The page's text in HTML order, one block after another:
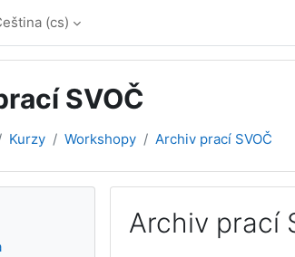
‎(cs)‎
SVOČ
Kurzy Workshopy Archiv prací SVOČ
Archiv prací